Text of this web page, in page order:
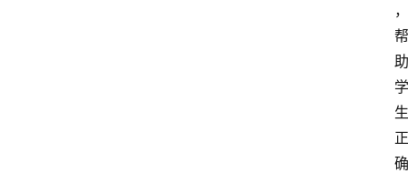
，
帮
助
学
生
正
确